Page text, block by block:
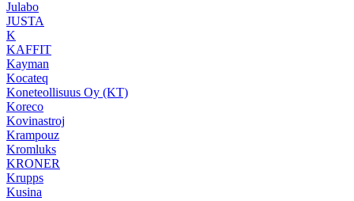
Julabo
JUSTA
K
KAFFIT
Kayman
Kocateq
Koneteollisuus Oy (KT)
Koreco
Kovinastroj
Krampouz
Kromluks
KRONER
Krupps
Kusina